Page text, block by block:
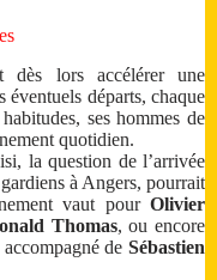
dès lors accélérer une
éventuels départs, chaque
ses hommes de
quotidien.
la question de l’arrivée
à Angers, pourrait
vaut pour Olivier
Thomas, ou encore
accompagné deSébastien